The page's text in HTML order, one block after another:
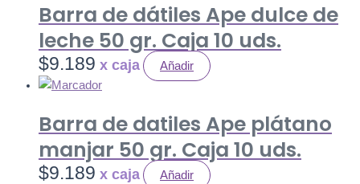
Barra de dátiles Ape dulce de
leche 50 gr. Caja 10 uds.
$9.189 Añadir
Barra de datiles Ape plátano
manjar 50 gr. Caja 10 uds.
$9.189 Añadir